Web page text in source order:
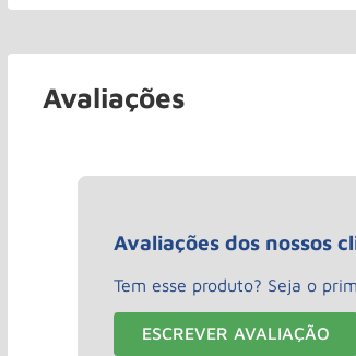
Avaliações
Avaliações dos nossos
Tem esse produto? Seja o
ESCREVER AVALIAÇÃO